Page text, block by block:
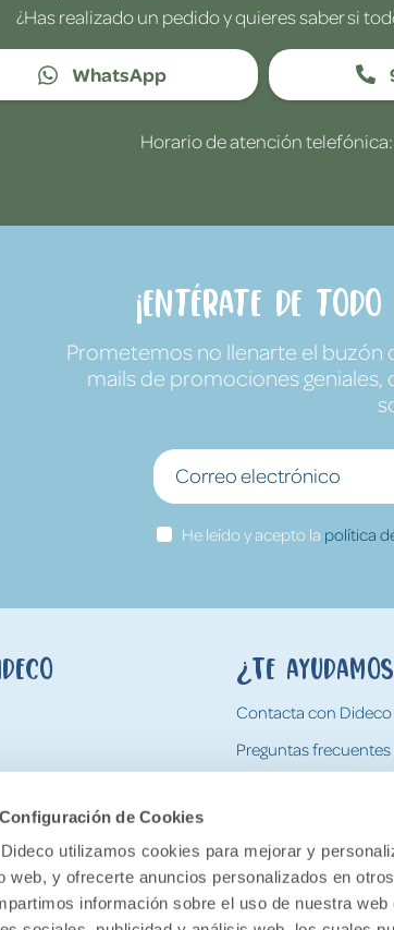
de Cookies
utilizamos cookies para mejorar y
web, y ofrecerte anuncios personalizados en
información sobre el uso de nuestra
¿Has realizado un pedido y quieres saber si
WhatsApp
Horario de atención telefónica:
¡Entérate de
Prometemos no llenarte el buzón
mails de promociones
He leído y acepto la política
¿Te
Contacta con Dideco
Preguntas frecuentes
Devoluciones